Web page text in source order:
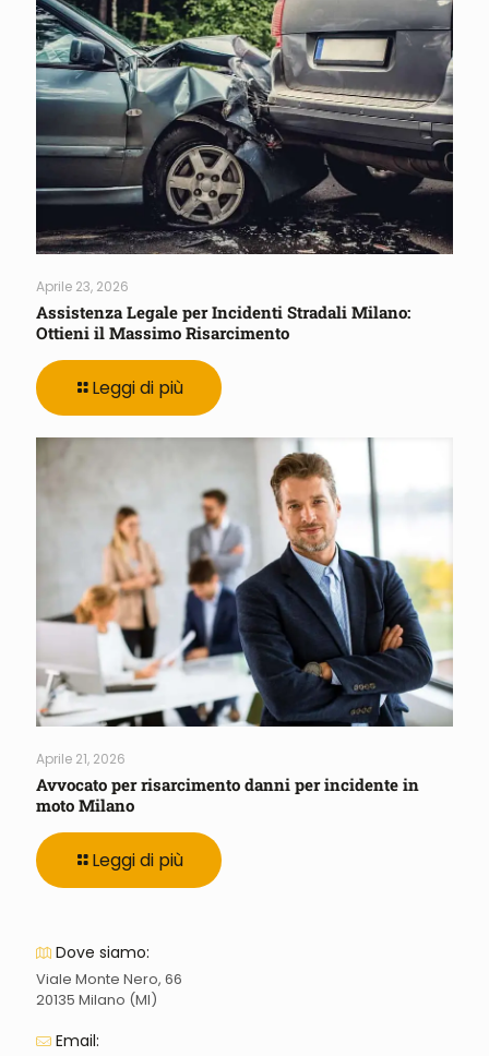
Aprile 23, 2026
Assistenza Legale per Incidenti Stradali Milano:
Ottieni il Massimo Risarcimento
Leggi di più
Aprile 21, 2026
Avvocato per risarcimento danni per incidente in
moto Milano
Leggi di più
Dove siamo:
Viale Monte Nero, 66
20135 Milano (MI)
Email: